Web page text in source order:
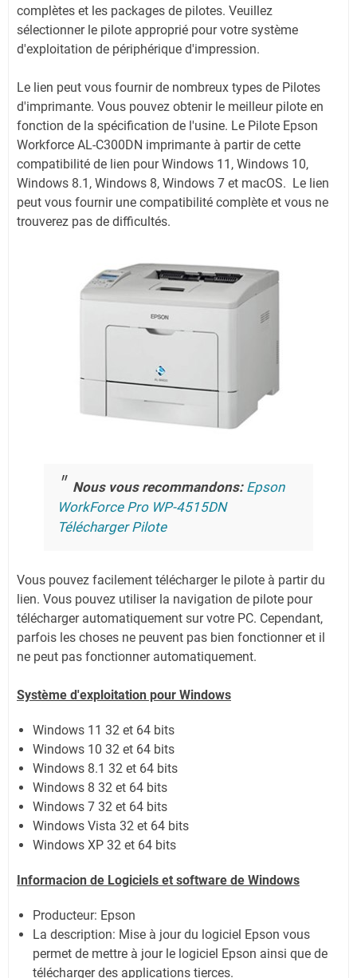
complètes et les packages de pilotes. Veuillez
sélectionner le pilote approprié pour votre système
d'exploitation de périphérique d'impression.
Le lien peut vous fournir de nombreux types de Pilotes
d'imprimante. Vous pouvez obtenir le meilleur pilote en
fonction de la spécification de l'usine. Le Pilote Epson
Workforce AL-C300DN imprimante à partir de cette
compatibilité de lien pour Windows 11, Windows 10,
Windows 8.1, Windows 8, Windows 7 et macOS. Le lien
peut vous fournir une compatibilité complète et vous ne
trouverez pas de difficultés.
Nous vous recommandons: Epson
WorkForce Pro WP-4515DN
Télécharger Pilote
Vous pouvez facilement télécharger le pilote à partir du
lien. Vous pouvez utiliser la navigation de pilote pour
télécharger automatiquement sur votre PC. Cependant,
parfois les choses ne peuvent pas bien fonctionner et il
ne peut pas fonctionner automatiquement.
Système d'exploitation pour Windows
Windows 11 32 et 64 bits
Windows 10 32 et 64 bits
Windows 8.1 32 et 64 bits
Windows 8 32 et 64 bits
Windows 7 32 et 64 bits
Windows Vista 32 et 64 bits
Windows XP 32 et 64 bits
Informacion de Logiciels et software de Windows
Producteur: Epson
La description: Mise à jour du logiciel Epson vous
permet de mettre à jour le logiciel Epson ainsi que de
télécharger des applications tierces.